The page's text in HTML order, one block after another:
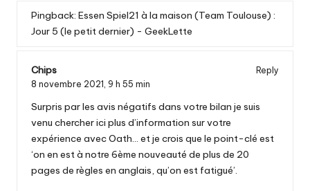
Pingback: Essen Spiel21 à la maison (Team Toulouse) :
Jour 5 (le petit dernier) - GeekLette
Chips
Reply
8 novembre 2021, 9 h 55 min
Surpris par les avis négatifs dans votre bilan je suis
venu chercher ici plus d’information sur votre
expérience avec Oath… et je crois que le point-clé est
‘on en est à notre 6ème nouveauté de plus de 20
pages de règles en anglais, qu’on est fatigué’.